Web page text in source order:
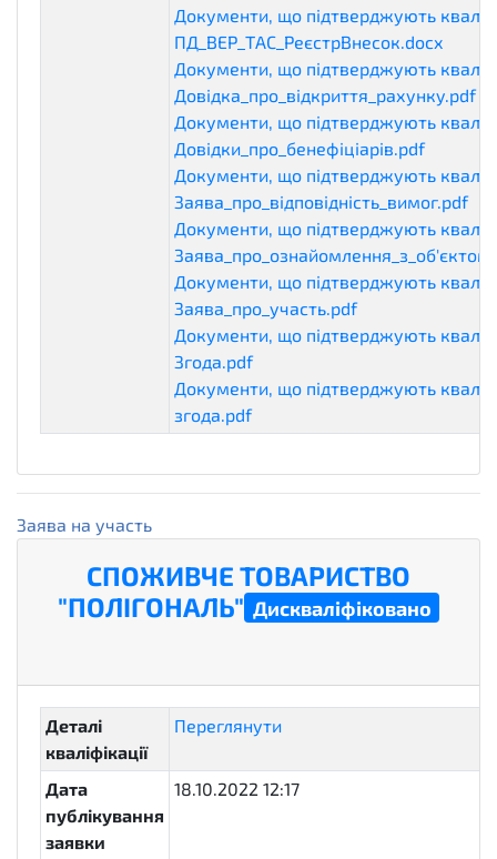
Документи, що підтверджують
ПД_ВЕР_ТАС_РеєстрВнесок.docx
Документи, що підтверджують
Довідка_про_відкриття_рахунку.pdf
Документи, що підтверджують
Довідки_про_бенефіціарів.pdf
Документи, що підтверджують
Заява_про_відповідність_вимог.pdf
Документи, що підтверджують
Документи, що підтверджують
Заява_про_участь.pdf
Документи, що підтверджують
Згода.pdfqualificationDocuments
Документи, що підтверджують
згода.pdfqualificationDocuments
Заява на участь
СПОЖИВЧЕ ТОВАРИСТВО
"ПОЛІГОНАЛЬ" Дискваліфіковано
Деталі
кваліфікації
Переглянути
Дата
публікування
заявки
18.10.2022 12:17